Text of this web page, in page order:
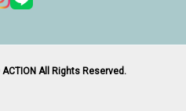
All Rights Reserved.